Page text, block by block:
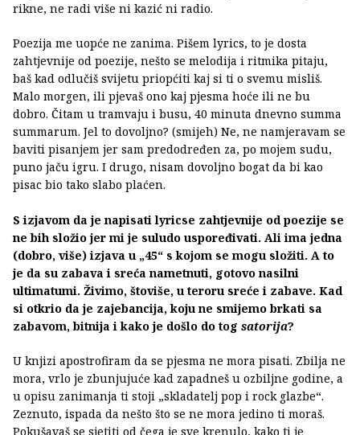
rikne, ne radi više ni kazić ni radio.
Poezija me uopće ne zanima. Pišem lyrics, to je dosta
zahtjevnije od poezije, nešto se melodija i ritmika pitaju,
baš kad odlučiš svijetu priopćiti kaj si ti o svemu misliš.
Malo morgen, ili pjevaš ono kaj pjesma hoće ili ne bu
dobro. Čitam u tramvaju i busu, 40 minuta dnevno summa
summarum. Jel to dovoljno? (smijeh) Ne, ne namjeravam se
baviti pisanjem jer sam predodređen za, po mojem sudu,
puno jaču igru. I drugo, nisam dovoljno bogat da bi kao
pisac bio tako slabo plaćen.
S izjavom da je napisati lyricse zahtjevnije od poezije se
ne bih složio jer mi je suludo uspoređivati. Ali ima jedna
(dobro, više) izjava u „45“ s kojom se mogu složiti. A to
je da su zabava i sreća nametnuti, gotovo nasilni
ultimatumi. Živimo, štoviše, u teroru sreće i zabave. Kad
si otkrio da je zajebancija, koju ne smijemo brkati sa
zabavom, bitnija i kako je došlo do tog satorija?
U knjizi apostrofiram da se pjesma ne mora pisati. Zbilja ne
mora, vrlo je zbunjujuće kad zapadneš u ozbiljne godine, a
u opisu zanimanja ti stoji „skladatelj pop i rock glazbe“.
Zeznuto, ispada da nešto što se ne mora jedino ti moraš.
Pokušavaš se sjetiti od čega je sve krenulo, kako ti je